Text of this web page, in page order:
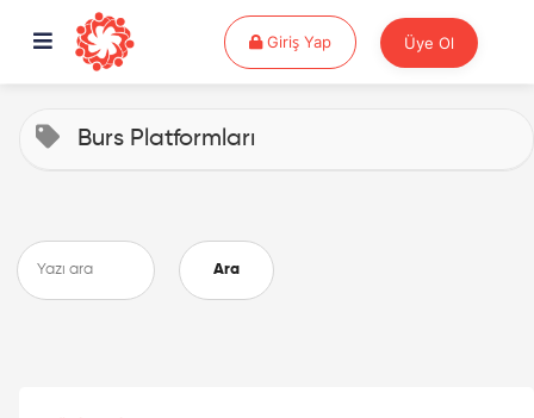
Giriş YapGiriş Yap Üye Ol
Burs Platformları
Ara